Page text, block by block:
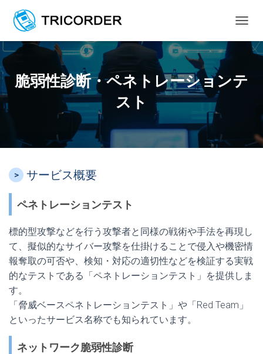
ビ
シ
脆弱性診断・ペネトレーションテ
スト
サービス概要
ペネトレーションテスト
標的型攻撃などを行う攻撃者と同様の戦術や手法を再現し
て、擬似的なサイバー攻撃を仕掛けることで侵入や機密情
報奪取の可否や、検知・対応の適切性などを検証する実戦
的なテストである「ペネトレーションテスト」を提供しま
す。
「脅威ベースペネトレーションテスト」や「Red Team」
といったサービス名称でも知られています。
ネットワーク脆弱性診断